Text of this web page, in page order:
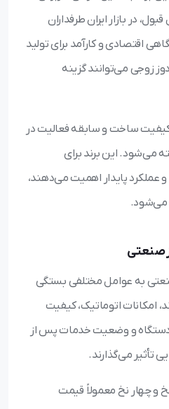
در بازار ایران طرفداران
اقتصادی و کارآمد برای تولید
زوجی می‌توانند گزینه
ساخت و سابقه فعالیت در
می‌شود. این برند برای
عملکرد پایدار اهمیت می‌دهند،
می‌شود.
صنعتی
به عوامل مختلفی بستگی
امکانات اتوماتیک، کیفیت
و وضعیت خدمات پس از
تأثیر می‌گذارند.
و چهار نخ معمولاً قیمت